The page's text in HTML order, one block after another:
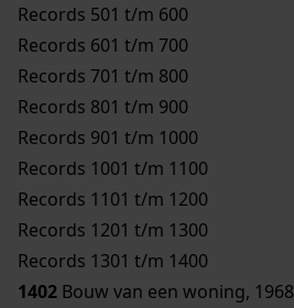
Records 501 t/m 600
Records 601 t/m 700
Records 701 t/m 800
Records 801 t/m 900
Records 901 t/m 1000
Records 1001 t/m 1100
Records 1101 t/m 1200
Records 1201 t/m 1300
Records 1301 t/m 1400
1402 Bouw van een woning, 1968